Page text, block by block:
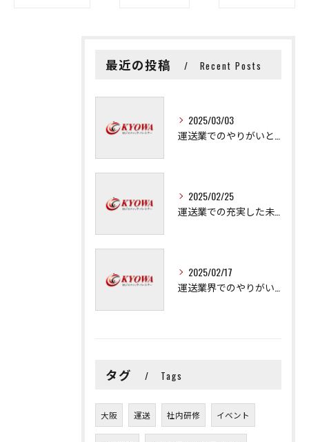
最近の投稿 Recent Posts
2025/03/03
2025/02/25
2025/02/17
タグ Tags
大阪 運送 社内研修 イベント